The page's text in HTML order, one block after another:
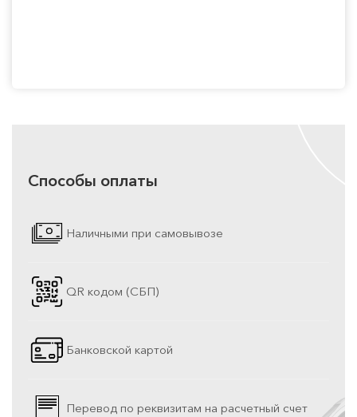
Способы оплаты
Наличными при самовывозе
QR кодом (СБП)
Банковской картой
Перевод по реквизитам на расчетный счет